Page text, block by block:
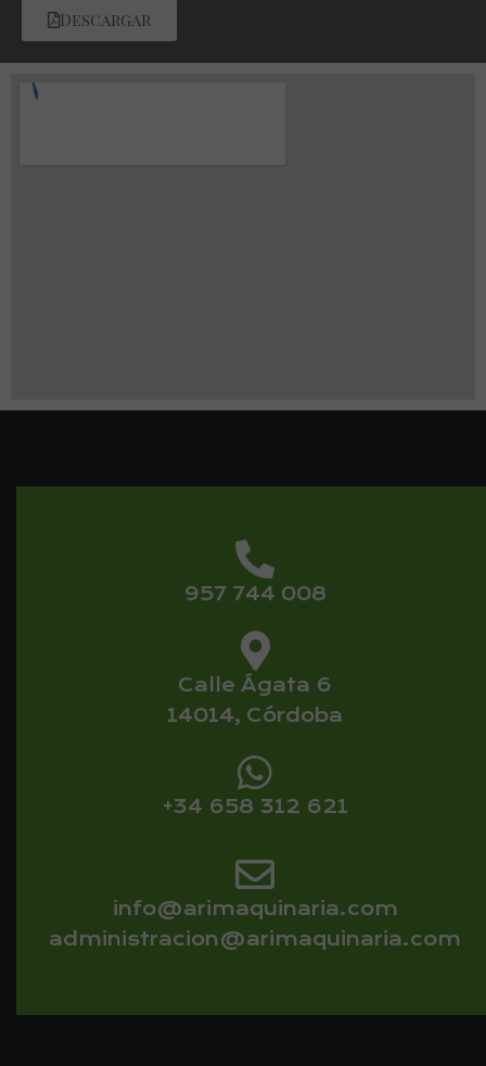
Descargar
957 744 008
Calle Ágata 6
14014, Córdoba
+34 658 312 621
info@arimaquinaria.com
administracion@arimaquinaria.com